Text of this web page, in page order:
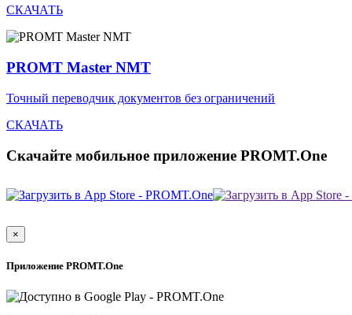
СКАЧАТЬ
PROMT Master NMT
Точный переводчик документов без ограничений
СКАЧАТЬ
Скачайте мобильное приложение PROMT.One
×
Приложение PROMT.One